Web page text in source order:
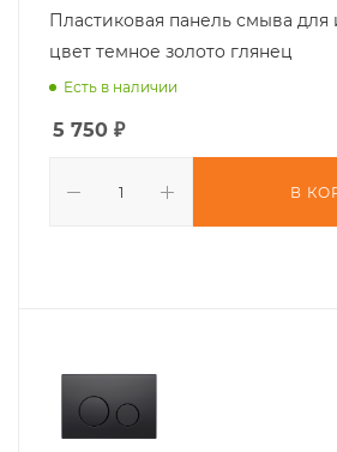
Пластиковая панель смыва для
цвет темное золото глянец
Есть в наличии
5 750 ₽
В